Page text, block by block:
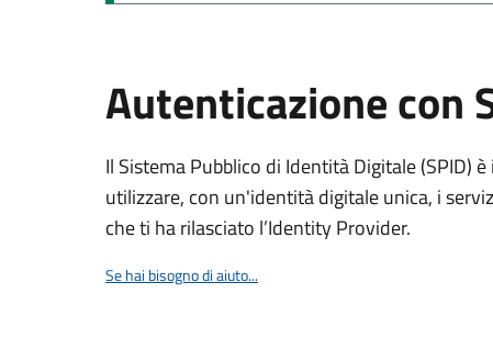
Autenticazione con
Il Sistema Pubblico di Identità Digitale (SPID)
utilizzare, con un'identità digitale unica, i
che ti ha rilasciato l’Identity Provider.
Se hai bisogno di aiuto...